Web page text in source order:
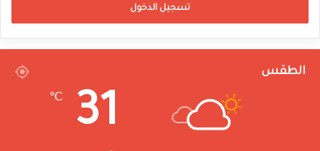
تسجيل الدخول
الطقس
31
℃